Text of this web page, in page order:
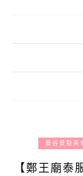
曼谷景點美
【鄭王廟泰